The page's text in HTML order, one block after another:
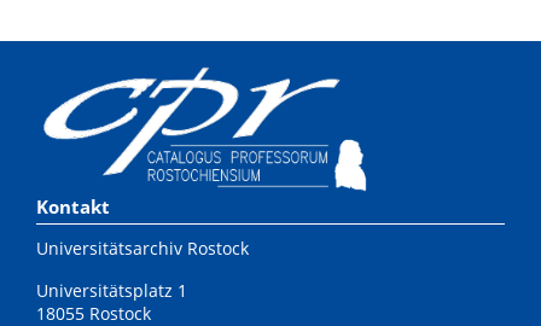
Kontakt
Universitätsarchiv Rostock
Universitätsplatz 1
18055 Rostock